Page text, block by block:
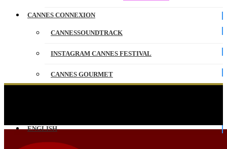
CANNES CONNEXION
CANNESSOUNDTRACK
INSTAGRAM CANNES FESTIVAL
CANNES GOURMET
ENGLISH